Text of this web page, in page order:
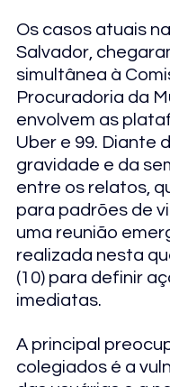
Os casos atuais
Salvador,
simultânea à
Procuradoria da
envolvem as
Uber e 99. Diante
gravidade e da
entre os relatos,
para padrões de
uma reunião
realizada nesta
(10) para definir
imediatas.
A principal
colegiados é a